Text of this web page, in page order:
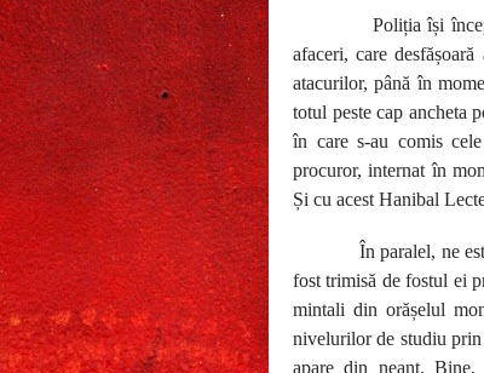
Poliția își
afaceri, care
atacurilor, până în
totul peste cap ancheta
în care s-au comis
procuror, internat în
Și cu acest Hanibal
În paralel, ne
fost trimisă de fostul ei
mintali din orășelul
nivelurilor de studiu prin
apare din neant. Bine,